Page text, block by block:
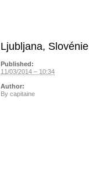
Ljubljana, Slovénie
Published:
11/03/2014 – 10:34
Author:
By capitaine